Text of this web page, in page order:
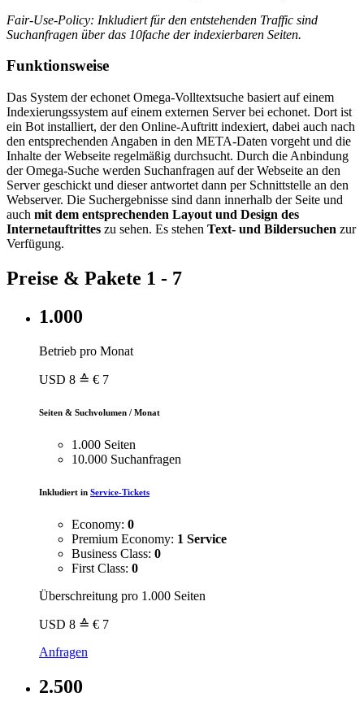
Fair-Use-Policy: Inkludiert für den entstehenden Traffic sind
Suchanfragen über das 10fache der indexierbaren Seiten.
Funktionsweise
Das System der echonet Omega-Volltextsuche basiert auf einem
Indexierungssystem auf einem externen Server bei echonet. Dort ist
ein Bot installiert, der den Online-Auftritt indexiert, dabei auch nach
den entsprechenden Angaben in den META-Daten vorgeht und die
Inhalte der Webseite regelmäßig durchsucht. Durch die Anbindung
der Omega-Suche werden Suchanfragen auf der Webseite an den
Server geschickt und dieser antwortet dann per Schnittstelle an den
Webserver. Die Suchergebnisse sind dann innerhalb der Seite und
auch mit dem entsprechenden Layout und Design des
Internetauftrittes zu sehen. Es stehen Text- und Bildersuchen zur
Verfügung.
Preise & Pakete 1 - 7
1.000
Betrieb pro Monat
USD 8 ≙ € 7
Seiten & Suchvolumen / Monat
1.000 Seiten
10.000 Suchanfragen
Inkludiert in Service-Tickets
Economy: 0
Premium Economy: 1 Service
Business Class: 0
First Class: 0
Überschreitung pro 1.000 Seiten
USD 8 ≙ € 7
Anfragen
2.500